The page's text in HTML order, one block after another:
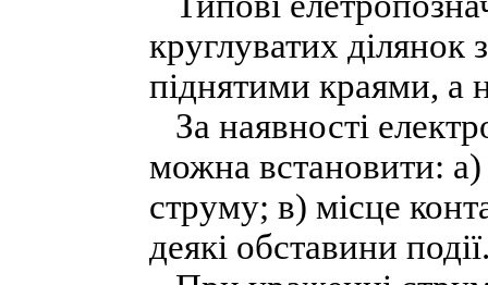
круглуватих ділянок
піднятими краями, а
За наявності
можна встановити:
струму; в) місце
деякі обставини